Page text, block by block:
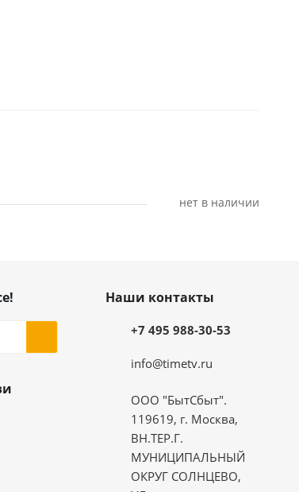
Нет в наличии
Наши контакты
+7 495 988-30-53
info@timetv.ru
ООО "БытСбыт".
119619, г. Москва,
ВН.ТЕР.Г.
МУНИЦИПАЛЬНЫЙ
ОКРУГ СОЛНЦЕВО,